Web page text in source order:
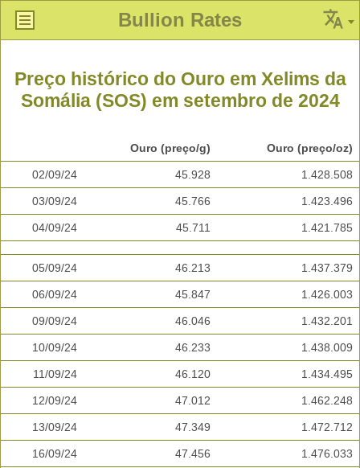
Bullion Rates
Preço histórico do Ouro em Xelims da
Somália (SOS) em setembro de 2024
Ouro (preço/g) Ouro (preço/oz)
02/09/24 45.928 1.428.508
03/09/24 45.766 1.423.496
04/09/24 45.711 1.421.785
05/09/24 46.213 1.437.379
06/09/24 45.847 1.426.003
09/09/24 46.046 1.432.201
10/09/24 46.233 1.438.009
11/09/24 46.120 1.434.495
12/09/24 47.012 1.462.248
13/09/24 47.349 1.472.712
16/09/24 47.456 1.476.033